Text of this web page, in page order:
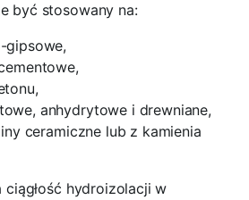
być stosowany na:
gipsowe,
anhydrytowe i drewniane,
ceramiczne lub z kamienia
hydroizolacji w